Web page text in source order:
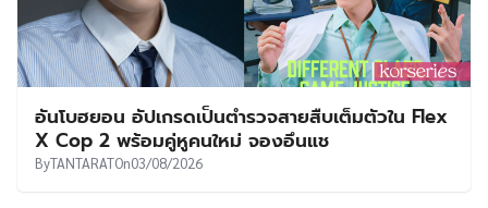
อันโบฮยอน อัปเกรดเป็นตำรวจสายสืบเต็มตัวใน Flex
X Cop 2 พร้อมคู่หูคนใหม่ จองอึนแช
ByTANTARATOn03/08/2026